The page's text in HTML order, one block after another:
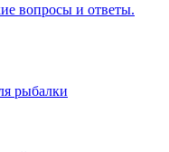
вопросы и ответы.
рыбалки